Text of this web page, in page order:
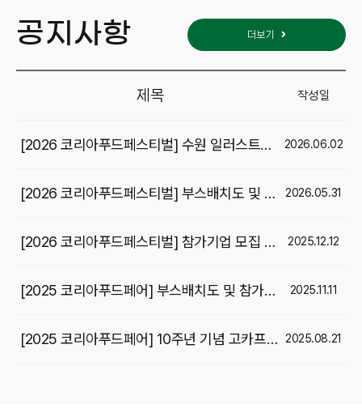
공지사항 더보기
제목 작성일
[2026 코리아푸드페스티벌] 수원 일러스트코리아 동시개최 2026.06.02
[2026 코리아푸드페스티벌] 부스배치도 및 참가기업 리스트 OPEN! 2026.05.31
[2026 코리아푸드페스티벌] 참가기업 모집 안내 2025.12.12
[2025 코리아푸드페어] 부스배치도 및 참가기업 리스트 OPEN! 2025.11.11
[2025 코리아푸드페어] 10주년 기념 고카프 콜라보 상품 안내 _ 프리미엄 풀패키지 참가 안내 2025.08.21